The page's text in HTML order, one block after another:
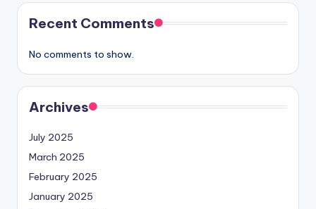
Recent Comments
No comments to show.
Archives
July 2025
March 2025
February 2025
January 2025